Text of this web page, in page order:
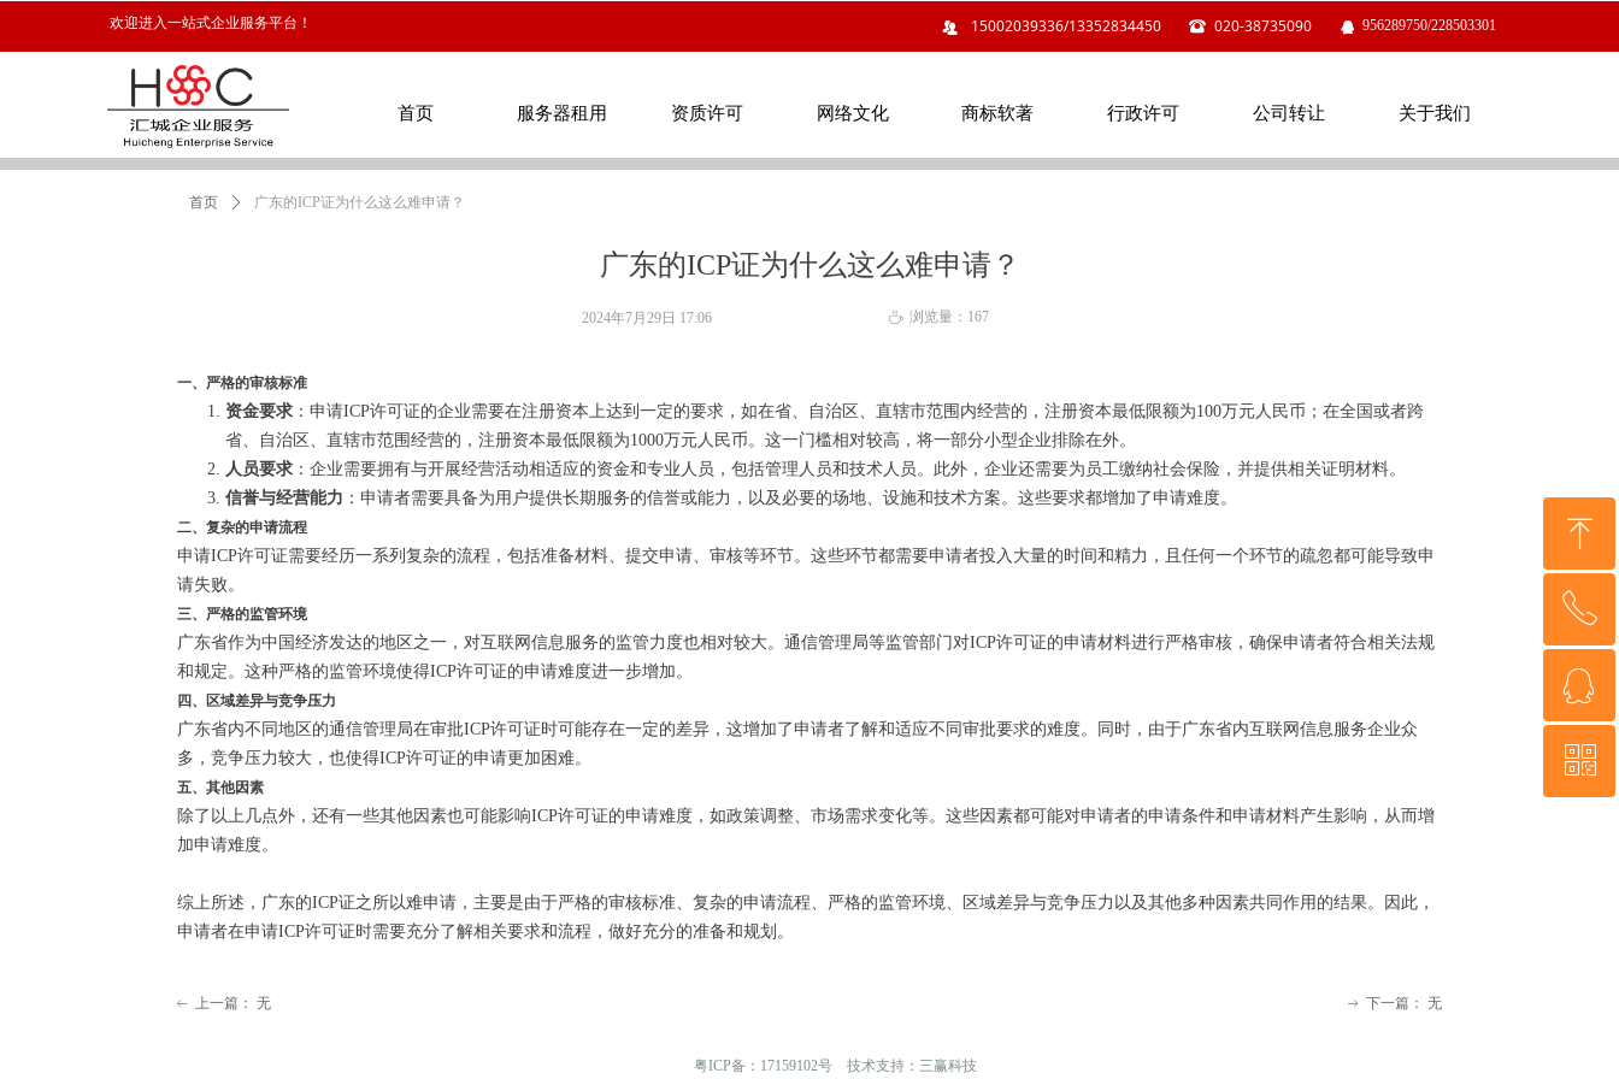
뀰 020-38735090 뀩 956289750/228503301
欢迎进入一站式企业服务平台！ 뀡 15002039336/13352834450
首页
首页
服务器租用 资质许可 网络文化 商标软著 行政许可 公司转让 关于我们
广东的ICP证为什么这么难申请？
首页 ꄲ 广东的ICP证为什么这么难申请？
一、严格的审核标准
资金要求 ：申请ICP许可证的企业需要在注册资本上达到一定的要求，如在省、自治区、直辖市范围内经营的，注册资本最低限额为100万元人民币；在全国或者跨
省、自治区、直辖市范围经营的，注册资本最低限额为1000万元人民币。这一门槛相对较高，将一部分小型企业排除在外。
人员要求 ：企业需要拥有与开展经营活动相适应的资金和专业人员，包括管理人员和技术人员。此外，企业还需要为员工缴纳社会保险，并提供相关证明材料。
信誉与经营能力 ：申请者需要具备为用户提供长期服务的信誉或能力，以及必要的场地、设施和技术方案。这些要求都增加了申请难度。
二、复杂的申请流程
申请ICP许可证需要经历一系列复杂的流程，包括准备材料、提交申请、审核等环节。这些环节都需要申请者投入大量的时间和精力，且任何一个环节的疏忽都可能导致申
请失败。
三、严格的监管环境
广东省作为中国经济发达的地区之一，对互联网信息服务的监管力度也相对较大。通信管理局等监管部门对ICP许可证的申请材料进行严格审核，确保申请者符合相关法规
和规定。这种严格的监管环境使得ICP许可证的申请难度进一步增加。
四、区域差异与竞争压力
广东省内不同地区的通信管理局在审批ICP许可证时可能存在一定的差异，这增加了申请者了解和适应不同审批要求的难度。同时，由于广东省内互联网信息服务企业众
多，竞争压力较大，也使得ICP许可证的申请更加困难。
五、其他因素
除了以上几点外，还有一些其他因素也可能影响ICP许可证的申请难度，如政策调整、市场需求变化等。这些因素都可能对申请者的申请条件和申请材料产生影响，从而增
加申请难度。
综上所述，广东的ICP证之所以难申请，主要是由于严格的审核标准、复杂的申请流程、严格的监管环境、区域差异与竞争压力以及其他多种因素共同作用的结果。因此，
申请者在申请ICP许可证时需要充分了解相关要求和流程，做好充分的准备和规划。
2024年7月29日 17:06 ꄘ 浏览量： 167
ꂃ 上一篇： 无 ꁹ 下一篇： 无
粤ICP备： 17159102号 技术支持：三赢科技
ꁸ
回到顶部
ꂅ
15002039336
ꁗ
QQ客服
ꀥ